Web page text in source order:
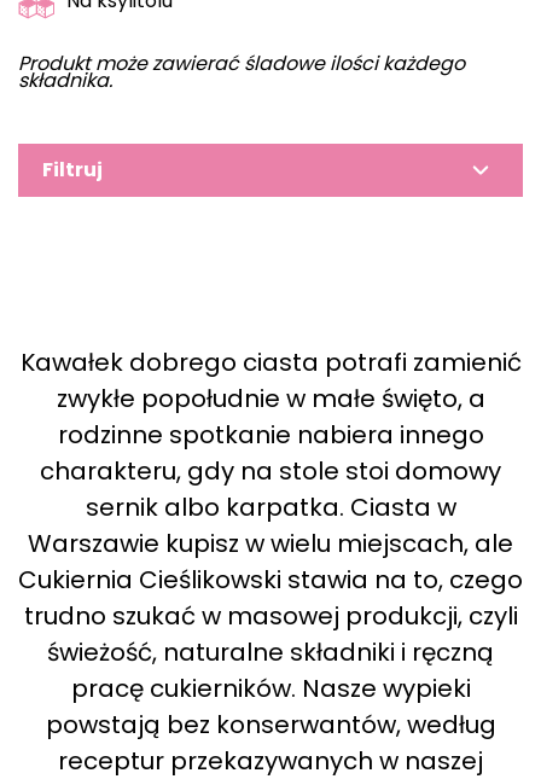
Produkt może zawierać śladowe ilości każdego
składnika.
Filtruj
Kawałek dobrego ciasta potrafi zamienić
zwykłe popołudnie w małe święto, a
rodzinne spotkanie nabiera innego
charakteru, gdy na stole stoi domowy
sernik albo karpatka. Ciasta w
Warszawie kupisz w wielu miejscach, ale
Cukiernia Cieślikowski stawia na to, czego
trudno szukać w masowej produkcji, czyli
świeżość, naturalne składniki i ręczną
pracę cukierników. Nasze wypieki
powstają bez konserwantów, według
receptur przekazywanych w naszej